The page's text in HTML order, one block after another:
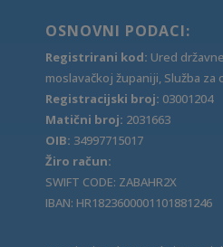
OSNOVNI PODACI:
Registrirani kod: Ured
moslavačkoj županiji, Služba za
Registracijski broj: 03001204
Matični broj: 2031663
OIB: 34997715017
Žiro račun:
SWIFT CODE: ZABAHR2X
IBAN: HR1823600001101881246